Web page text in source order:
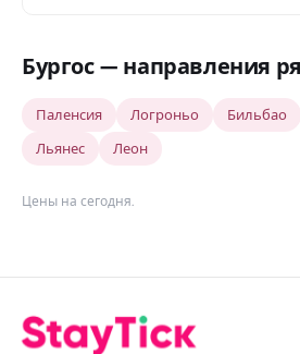
Бургос — направления
Паленсия Логроньо Бильбао
Льянес
Леон
Цены на сегодня.